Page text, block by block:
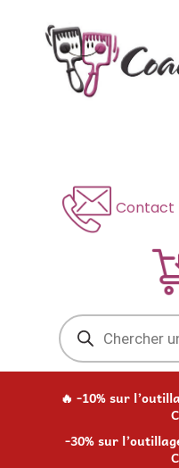
Contact
Recherche
de
produits
🔥 -10% sur
-30% sur